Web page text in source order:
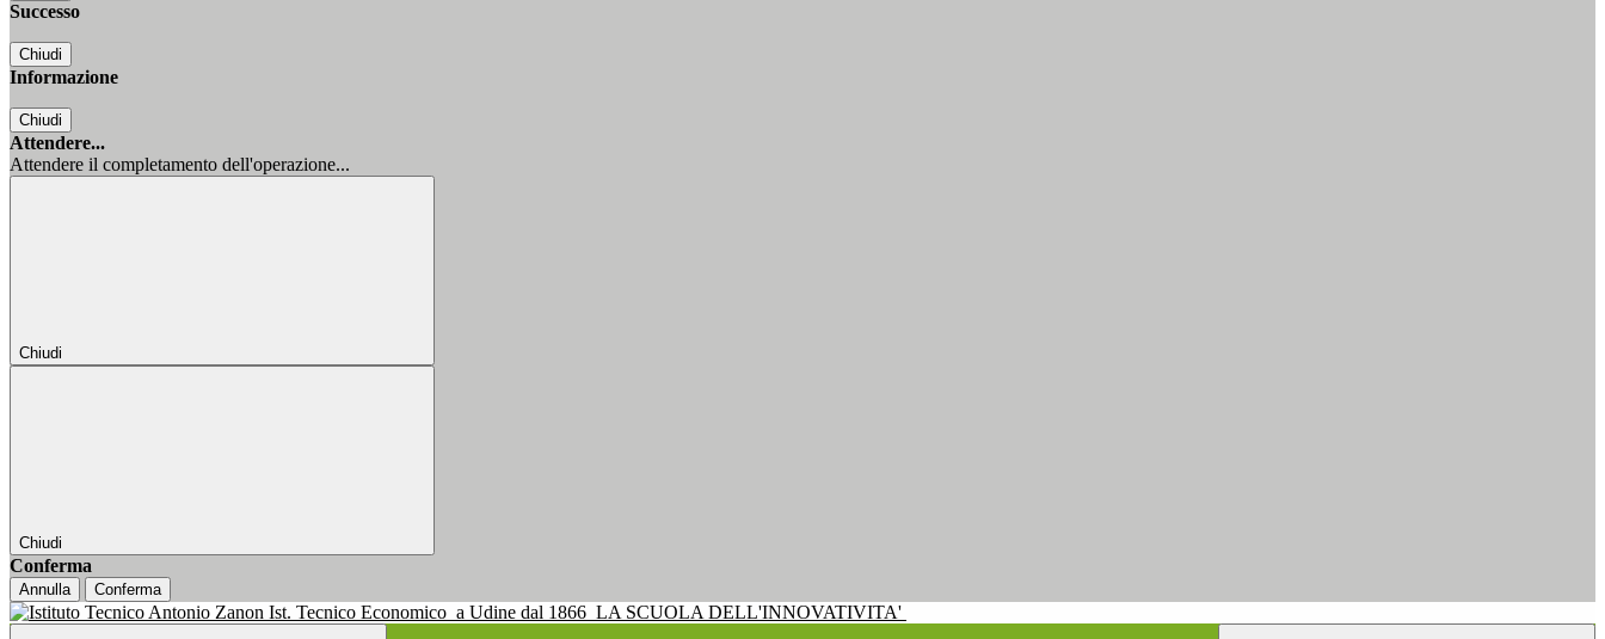
Successo
Chiudi
Informazione
Chiudi
Attendere...
Attendere il completamento dell'operazione...
Chiudi
Chiudi
Conferma
Annulla Conferma
Ist. Tecnico Economico a Udine dal 1866 LA SCUOLA DELL'INNOVATIVITA'